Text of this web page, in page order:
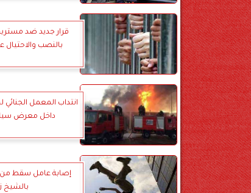
قرار جديد ضد
بالنصب والاحتيال
انتداب المعمل
داخل معرض
إصابة عامل سقط من
بالشيخ